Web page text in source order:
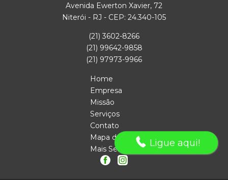
Avenida Ewerton Xavier, 72
Niterói - RJ - CEP: 24.340-105
(21) 3602-8266
(21) 99642-9858
(21) 97973-9966
Home
Empresa
Missão
Serviços
Contato
Mapa do site
Mais Serviços
Ligue aqui!